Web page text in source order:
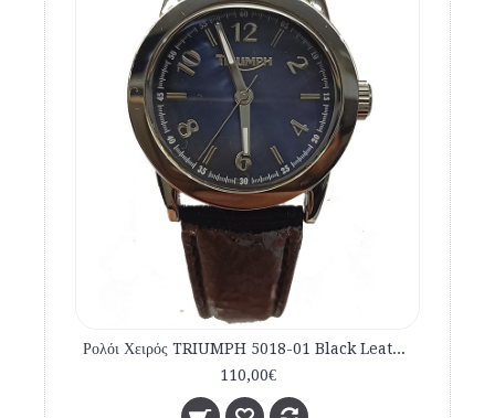
Ρολόι Χειρός TRIUMPH 5018-01 Black Leather Strap
110,00€